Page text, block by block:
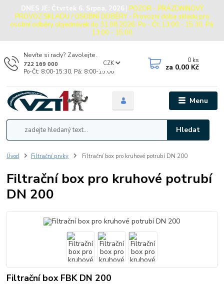
DNES JE: Čtvrtek 6. Srpna, 2026 | POZOR - PRÁZDNINOVÝ
PROVOZ SKLADU / OSOBNÍ ODBĚRY - Provozní doba skladu pro
osobní odběry objednávek do 31.08.2026: Po - Čt: 13:00 - 15:30, Pá:
13:00 - 15:00
Menu
CZK
Hledat
Nevíte si rady? Zavolejte.
722 169 000
Po-Čt: 8:00-15:30, Pá: 8:00-15:00
0 ks
za 0,00 Kč
Úvod Filtrační prvky Filtrační box pro kruhové potrubí DN 200
Filtrační box pro kruhové potrubí
DN 200
Filtrační box FBK DN 200